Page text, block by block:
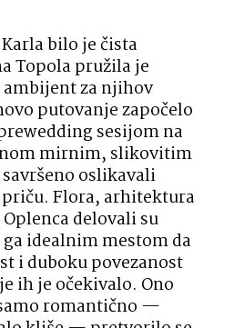
bilo je čista
Topola pružila je
za njihov
putovanje započelo
sesijom na
mirnim, slikovitim
oslikavali
Flora, arhitektura
delovali su
idealnim mestom da
i duboku povezanost
ih je očekivalo. Ono
romantično —